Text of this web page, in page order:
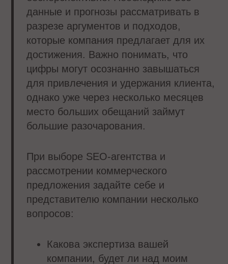
данные и прогнозы рассматривать в
разрезе аргументов и подходов,
которые компания предлагает для их
достижения. Важно понимать, что
цифры могут осознанно завышаться
для привлечения и удержания клиента,
однако уже через несколько месяцев
место больших обещаний займут
большие разочарования.
При выборе SEO-агентства и
рассмотрении коммерческого
предложения задайте себе и
представителю компании несколько
вопросов:
Какова экспертиза вашей
компании, будет ли над моим